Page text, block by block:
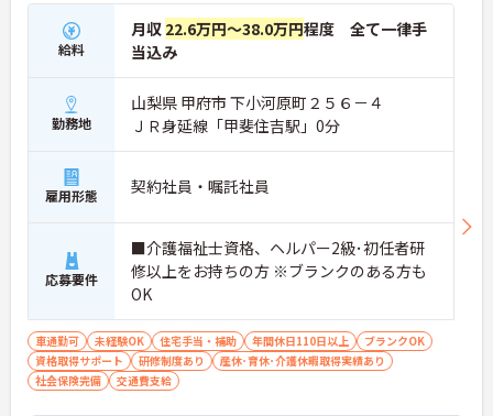
★おすすめPOINT★
【充実した研修体制でさらなるスキルアップが期待
できます】
・OJT研修を通じて現場での実践的なサポートを受
けられるので、安心して業務をスタートできます
【リフレッシュ休暇を活用して無理なく長く働ける
環境です】
・有給休暇とは別に年間17日間のリフレッシュ休暇
があるため、心身ともにしっかりと休むことができ
・平日の休暇取得もしやすい体制により、ご自身の
時間やご家族との時間を大切にしながら働き続けら
れます
す】
・業績や評価に応じた特別報酬制度が設けられてい
るため、日々の努力が還元されるやりがいを感じら
れます
給料
月収 22.6万円～38.0万円程度 全て一律手
当込み
勤務地
山梨県 甲府市 下小河原町２５６－４
ＪＲ身延線「甲斐住吉駅」0分
雇用形態 契約社員・嘱託社員
応募要件
■介護福祉士資格、ヘルパー2級･初任者研
修以上をお持ちの方 ※ブランクのある方も
OK
車通勤可 未経験OK 住宅手当・補助 年間休日110日以上
ブランクOK
資格取得サポート
研修制度あり
産休･育休･介護休暇取得実績あり
社会保険完備
交通費支給